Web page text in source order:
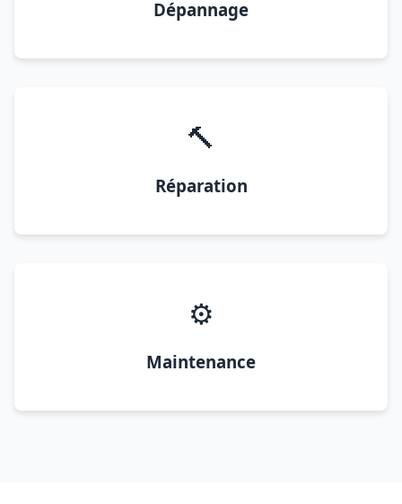
Dépannage
🔨
Réparation
⚙️
Maintenance